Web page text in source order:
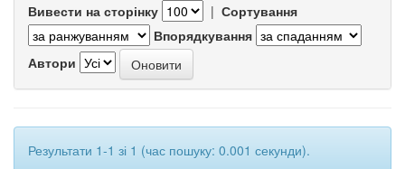
Вивести на сторінку | Сортування
Впорядкування
Автори
Результати 1-1 зі 1 (час пошуку: 0.001 секунди).